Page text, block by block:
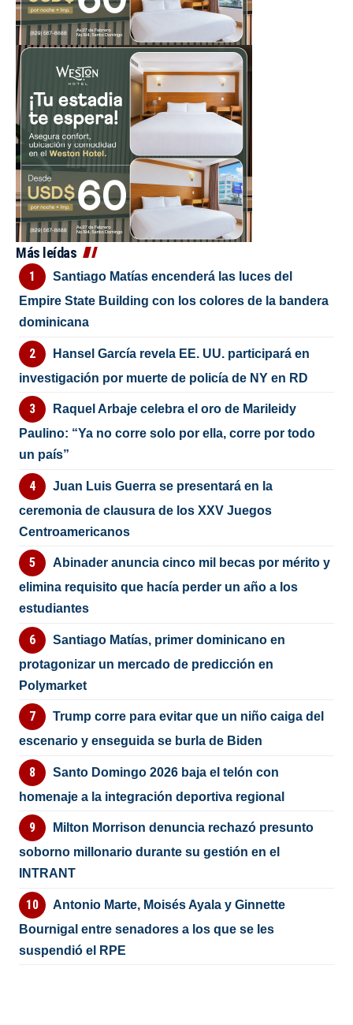
Más leídas
Santiago Matías encenderá las luces del
Empire State Building con los colores de la bandera
dominicana
Hansel García revela EE. UU. participará en
investigación por muerte de policía de NY en RD
Raquel Arbaje celebra el oro de Marileidy
Paulino: “Ya no corre solo por ella, corre por todo
un país”
Juan Luis Guerra se presentará en la
ceremonia de clausura de los XXV Juegos
Centroamericanos
Abinader anuncia cinco mil becas por mérito y
elimina requisito que hacía perder un año a los
estudiantes
Santiago Matías, primer dominicano en
protagonizar un mercado de predicción en
Polymarket
Trump corre para evitar que un niño caiga del
escenario y enseguida se burla de Biden
Santo Domingo 2026 baja el telón con
homenaje a la integración deportiva regional
Milton Morrison denuncia rechazó presunto
soborno millonario durante su gestión en el
INTRANT
Antonio Marte, Moisés Ayala y Ginnette
Bournigal entre senadores a los que se les
suspendió el RPE